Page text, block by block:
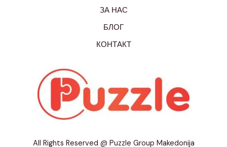
ЗА НАС
БЛОГ
КОНТАКТ
All Rights Reserved @ Puzzle Group Makedonija